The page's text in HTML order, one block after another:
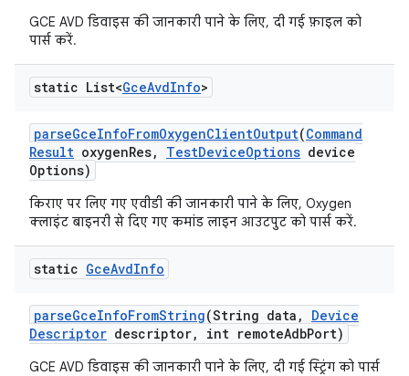
GCE AVD डिवाइस की जानकारी पाने के लिए, दी गई फ़ाइल को
पार्स करें.
static List<GceAvdInfo>
parseGceInfoFromOxygenClientOutput(Command
Result oxygenRes, TestDeviceOptions device
Options)
किराए पर लिए गए एवीडी की जानकारी पाने के लिए, Oxygen
क्लाइंट बाइनरी से दिए गए कमांड लाइन आउटपुट को पार्स करें.
static GceAvdInfo
parseGceInfoFromString(String data ,
Device
Descriptor descriptor, int remoteAdbPort)
GCE AVD डिवाइस की जानकारी पाने के लिए, दी गई स्ट्रिंग को पार्स